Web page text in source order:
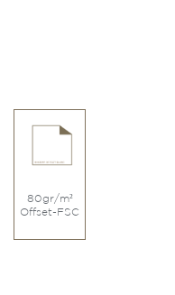
80gr/m²
Offset-FSC